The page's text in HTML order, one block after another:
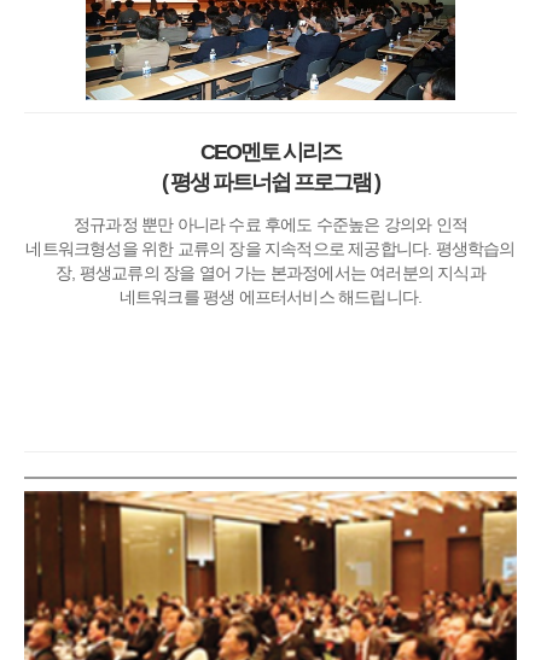
CEO멘토 시리즈
( 평생 파트너쉽 프로그램 )
정규과정 뿐만 아니라 수료 후에도 수준높은 강의와 인적
네트워크형성을 위한 교류의 장을 지속적으로 제공합니다. 평생학습의
장, 평생교류의 장을 열어 가는 본과정에서는 여러분의 지식과
네트워크를 평생 에프터서비스 해드립니다.